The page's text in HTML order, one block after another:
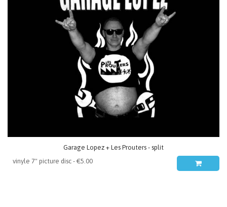
Garage Lopez + Les Prouters - split